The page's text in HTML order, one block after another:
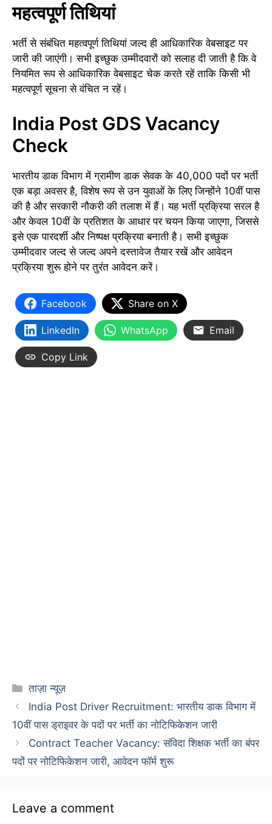
महत्वपूर्ण तिथियां
भर्ती से संबंधित महत्वपूर्ण तिथियां जल्द ही आधिकारिक वेबसाइट पर
जारी की जाएंगी। सभी इच्छुक उम्मीदवारों को सलाह दी जाती है कि वे
नियमित रूप से आधिकारिक वेबसाइट चेक करते रहें ताकि किसी भी
महत्वपूर्ण सूचना से वंचित न रहें।
India Post GDS Vacancy
Check
भारतीय डाक विभाग में ग्रामीण डाक सेवक के 40,000 पदों पर भर्ती
एक बड़ा अवसर है, विशेष रूप से उन युवाओं के लिए जिन्होंने 10वीं पास
की है और सरकारी नौकरी की तलाश में हैं। यह भर्ती प्रक्रिया सरल है
और केवल 10वीं के प्रतिशत के आधार पर चयन किया जाएगा, जिससे
इसे एक पारदर्शी और निष्पक्ष प्रक्रिया बनाती है। सभी इच्छुक
उम्मीदवार जल्द से जल्द अपने दस्तावेज तैयार रखें और आवेदन
प्रक्रिया शुरू होने पर तुरंत आवेदन करें।
Facebook Share on X
LinkedIn WhatsApp Email
Copy Link
Categories
ताज़ा न्यूज़
India Post Driver Recruitment: भारतीय डाक विभाग में
10वीं पास ड्राइवर के पदों पर भर्ती का नोटिफिकेशन जारी
Contract Teacher Vacancy: संविदा शिक्षक भर्ती का बंपर
पदों पर नोटिफिकेशन जारी, आवेदन फॉर्म शुरू
Leave a comment